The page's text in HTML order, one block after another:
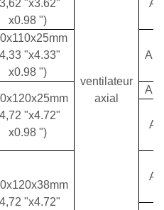
ventilateur
axial
"x3.62"
x0.98 ")
"x4.33"
x0.98 ")
"x4.72"
x0.98 ")
"x4.72"